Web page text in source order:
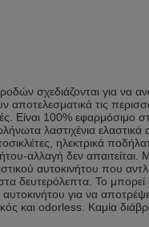
σχεδιάζονται για να
αποτελεσματικά τις
Είναι 100% εφαρμόσιμο
λαστιχένια ελαστικά
ηλεκτρικά
αλλαγή δεν απαιτείται.
αυτοκινήτου που
στα δευτερόλεπτα. Το
αυτοκινήτου για να
και odorless. Καμία